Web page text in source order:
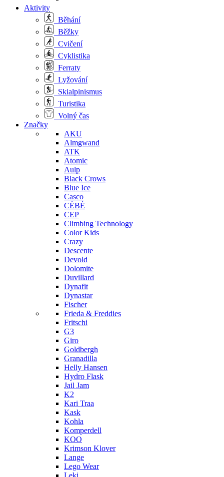
Aktivity
Běhání
Běžky
Cvičení
Cyklistika
Ferraty
Lyžování
Skialpinismus
Turistika
Volný čas
Značky
AKU
Almgwand
ATK
Atomic
Aulp
Black Crows
Blue Ice
Casco
CÉBÉ
CEP
Climbing Technology
Color Kids
Crazy
Descente
Devold
Dolomite
Duvillard
Dynafit
Dynastar
Fischer
Frieda & Freddies
Fritschi
G3
Giro
Goldbergh
Granadilla
Helly Hansen
Hydro Flask
Jail Jam
K2
Kari Traa
Kask
Kohla
Komperdell
KOO
Krimson Klover
Lange
Lego Wear